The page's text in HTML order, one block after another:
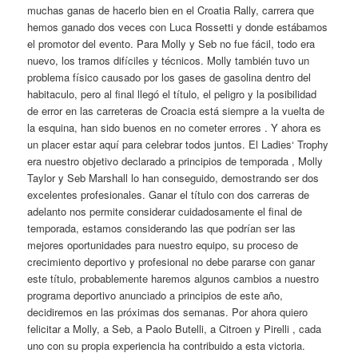
muchas ganas de hacerlo bien en el Croatia Rally, carrera que
hemos ganado dos veces con Luca Rossetti y donde estábamos
el promotor del evento. Para Molly y Seb no fue fácil, todo era
nuevo, los tramos difíciles y técnicos. Molly también tuvo un
problema físico causado por los gases de gasolina dentro del
habitaculo, pero al final llegó el título, el peligro y la posibilidad
de error en las carreteras de Croacia está siempre a la vuelta de
la esquina, han sido buenos en no cometer errores . Y ahora es
un placer estar aquí para celebrar todos juntos. El Ladies‘ Trophy
era nuestro objetivo declarado a principios de temporada , Molly
Taylor y Seb Marshall lo han conseguido, demostrando ser dos
excelentes profesionales. Ganar el título con dos carreras de
adelanto nos permite considerar cuidadosamente el final de
temporada, estamos considerando las que podrían ser las
mejores oportunidades para nuestro equipo, su proceso de
crecimiento deportivo y profesional no debe pararse con ganar
este título, probablemente haremos algunos cambios a nuestro
programa deportivo anunciado a principios de este año,
decidiremos en las próximas dos semanas. Por ahora quiero
felicitar a Molly, a Seb, a Paolo Butelli, a Citroen y Pirelli , cada
uno con su propia experiencia ha contribuido a esta victoria.